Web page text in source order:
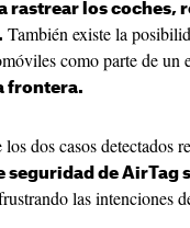
rastrear los coches,
También existe la
como parte de un
frontera.
dos casos detectados
seguridad de AirTag
las intenciones